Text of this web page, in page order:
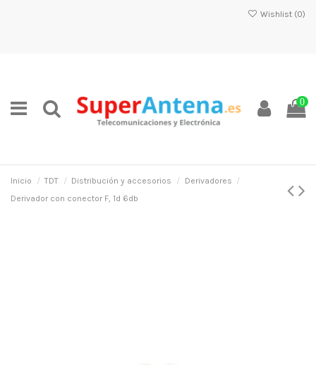
Wishlist (0)
0
Inicio TDT Distribución y accesorios
Derivadores
Derivador con conector F, 1d 6db